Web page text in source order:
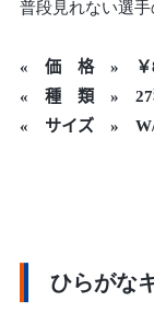
普段見れない選
« 価 格 » ￥
« 種 類 » 27
« サイズ » W/
ひらがな